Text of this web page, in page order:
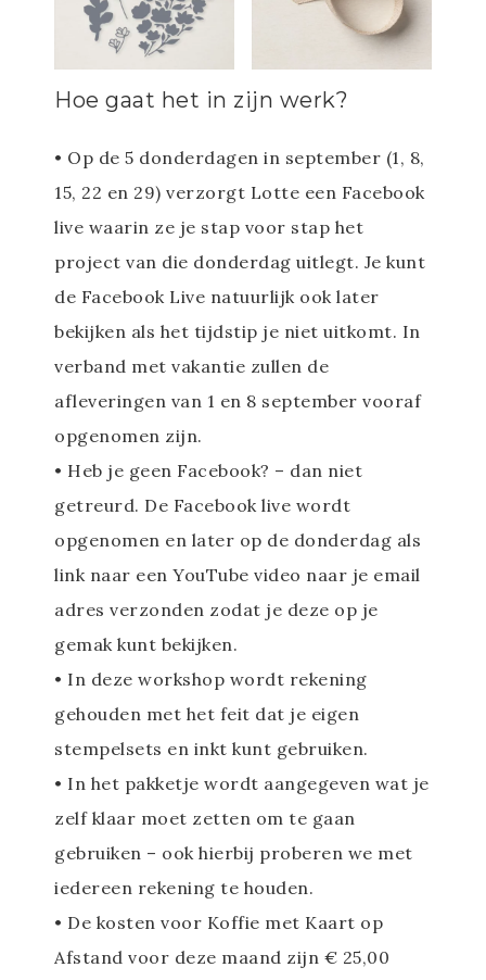
Hoe gaat het in zijn werk?
• Op de 5 donderdagen in september (1, 8,
15, 22 en 29) verzorgt Lotte een Facebook
live waarin ze je stap voor stap het
project van die donderdag uitlegt. Je kunt
de Facebook Live natuurlijk ook later
bekijken als het tijdstip je niet uitkomt. In
verband met vakantie zullen de
afleveringen van 1 en 8 september vooraf
opgenomen zijn.
• Heb je geen Facebook? – dan niet
getreurd. De Facebook live wordt
opgenomen en later op de donderdag als
link naar een YouTube video naar je email
adres verzonden zodat je deze op je
gemak kunt bekijken.
• In deze workshop wordt rekening
gehouden met het feit dat je eigen
stempelsets en inkt kunt gebruiken.
• In het pakketje wordt aangegeven wat je
zelf klaar moet zetten om te gaan
gebruiken – ook hierbij proberen we met
iedereen rekening te houden.
• De kosten voor Koffie met Kaart op
Afstand voor deze maand zijn € 25,00